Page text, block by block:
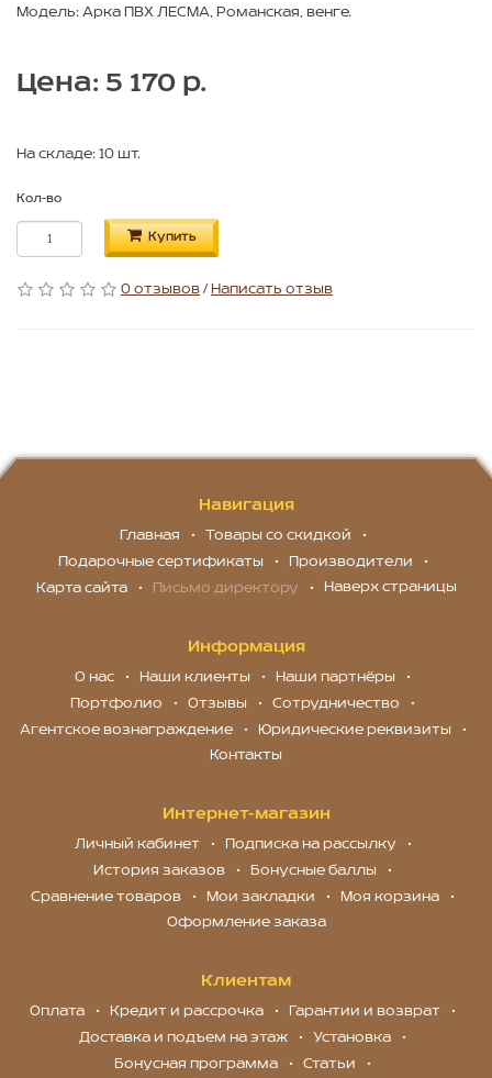
Модель: Арка ПВХ ЛЕСМА, Романская, венге.
Цена: 5 170 р.
На складе: 10 шт.
Кол-во
Купить
0 отзывов / Написать отзыв
Навигация
Главная
Товары со скидкой
Подарочные сертификаты
Производители
Карта сайта
Письмо директору Наверх страницы
Информация
О нас Наши клиенты
Наши партнёры
Портфолио
Отзывы
Сотрудничество
Агентское вознаграждение
Юридические реквизиты
Контакты
Интернет-магазин
Личный кабинет
Подписка на рассылку
История заказов
Бонусные баллы
Сравнение товаров
Мои закладки
Моя корзина
Оформление заказа
Клиентам
Оплата Кредит и рассрочка
Гарантии и возврат
Доставка и подъем на этаж
Установка
Бонусная программа
Статьи